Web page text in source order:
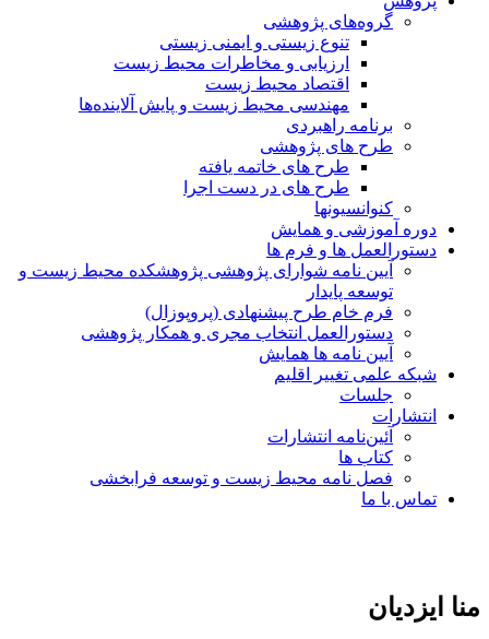
گروه‌های پژوهشی
تنوع زیستی و ایمنی زیستی
ارزیابی و مخاطرات محیط زیست
اقتصاد محیط زیست
مهندسی محیط زیست و پایش آلاینده‌ها
برنامه راهبردی
طرح های پژوهشی
طرح های خاتمه یافته
طرح های در دست اجرا
کنوانسیونها
دوره آموزشی و همایش
دستورالعمل ها و فرم ها
آیین نامه شوارای پژوهشی پژوهشکده محیط زیست و
توسعه پایدار
فرم خام طرح پیشنهادی (پروپوزال)
دستورالعمل انتخاب مجری و همکار پژوهشی
آیین نامه ها همایش
شبکه علمی تغییر اقلیم
جلسات
انتشارات
آئین‌نامه انتشارات
کتاب ها
فصل نامه محیط زیست و توسعه فرابخشی
تماس با ما
منا ایزدیان